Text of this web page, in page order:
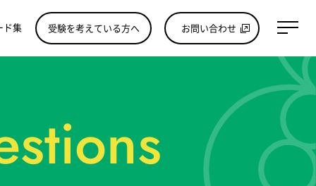
ド集 受験を考えている方へ お問い合わせ